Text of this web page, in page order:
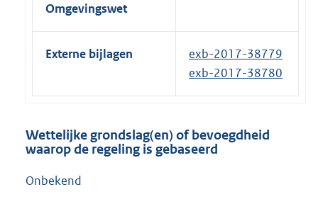
Omgevingswet
Externe bijlagen
exb-2017-38779
exb-2017-38780
Wettelijke grondslag(en) of bevoegdheid
waarop de regeling is gebaseerd
Onbekend